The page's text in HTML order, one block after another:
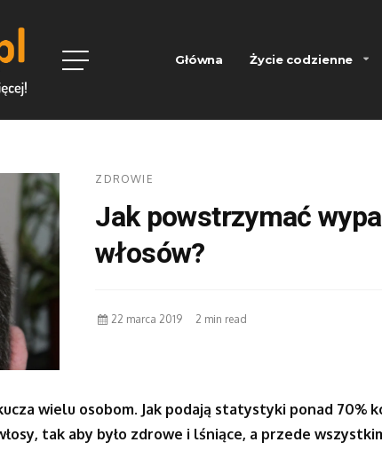
Główna Życie codzienne
ZDROWIE
Jak powstrzymać
włosów?
22 marca 2019 2 min read
wielu osobom. Jak podają statystyki ponad 70%
tak aby było zdrowe i lśniące, a przede